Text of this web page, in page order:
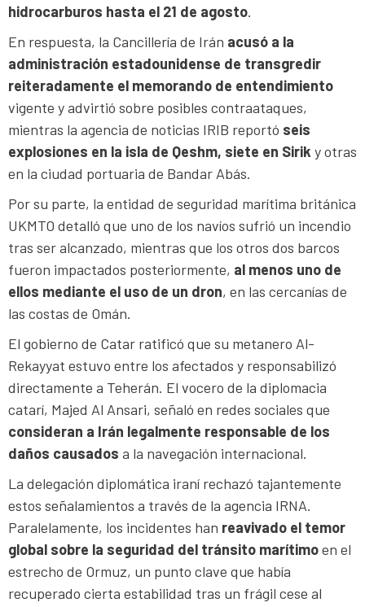
hidrocarburos hasta el 21 de agosto.
En respuesta, la Cancillería de Irán acusó a la
administración estadounidense de transgredir
reiteradamente el memorando de entendimiento
vigente y advirtió sobre posibles contraataques,
mientras la agencia de noticias IRIB reportó seis
explosiones en la isla de Qeshm, siete en Sirik y otras
en la ciudad portuaria de Bandar Abás.
Por su parte, la entidad de seguridad marítima británica
UKMTO detalló que uno de los navíos sufrió un incendio
tras ser alcanzado, mientras que los otros dos barcos
fueron impactados posteriormente, al menos uno de
ellos mediante el uso de un dron, en las cercanías de
las costas de Omán.
El gobierno de Catar ratificó que su metanero Al-
Rekayyat estuvo entre los afectados y responsabilizó
directamente a Teherán. El vocero de la diplomacia
catarí, Majed Al Ansari, señaló en redes sociales que
consideran a Irán legalmente responsable de los
daños causados a la navegación internacional.
La delegación diplomática iraní rechazó tajantemente
estos señalamientos a través de la agencia IRNA.
Paralelamente, los incidentes han reavivado el temor
global sobre la seguridad del tránsito marítimoen el
estrecho de Ormuz, un punto clave que había
recuperado cierta estabilidad tras un frágil cese al